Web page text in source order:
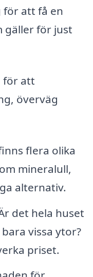
att få en
gäller för just
för att
överväg
flera olika
mineralull,
alternativ.
det hela huset
vissa ytor?
priset.